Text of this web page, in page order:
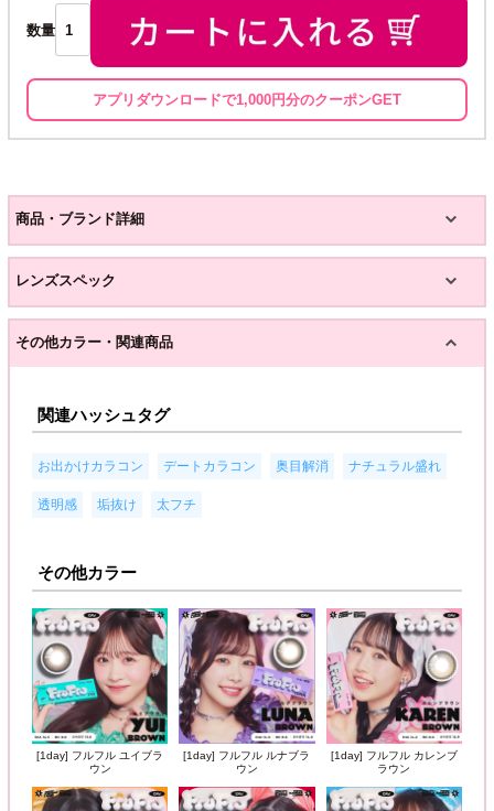
数量
アプリダウンロードで1,000円分のクーポンGET
商品・ブランド詳細
レンズスペック
その他カラー・関連商品
関連ハッシュタグ
お出かけカラコン デートカラコン 奥目解消 ナチュラル盛れ
透明感 垢抜け 太フチ
その他カラー
[1day] フルフル ユイブラ
ウン
[1day] フルフル ルナブラ
ウン
[1day] フルフル カレンブ
ラウン